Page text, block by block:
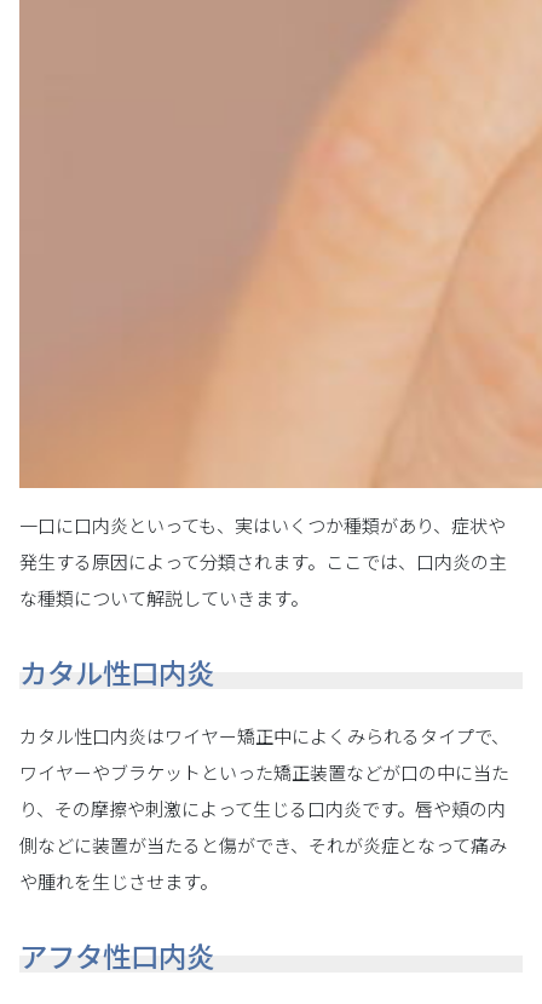
一口に口内炎といっても、実はいくつか種類があり、症状や
発生する原因によって分類されます。ここでは、口内炎の主
な種類について解説していきます。
カタル性口内炎
カタル性口内炎はワイヤー矯正中によくみられるタイプで、
ワイヤーやブラケットといった矯正装置などが口の中に当た
り、その摩擦や刺激によって生じる口内炎です。唇や頬の内
側などに装置が当たると傷ができ、それが炎症となって痛み
や腫れを生じさせます。
アフタ性口内炎